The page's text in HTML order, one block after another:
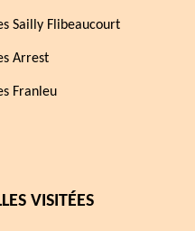
Sailly Flibeaucourt
Arrest
Franleu
VISITÉES